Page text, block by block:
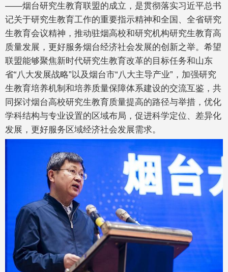
——烟台研究生教育联盟的成立，是贯彻落实习近平总书
记关于研究生教育工作的重要指示精神和全国、全省研究
生教育会议精神，推动驻烟高校和研究机构研究生教育高
质量发展，更好服务烟台经济社会发展的创新之举。希望
联盟能够聚焦新时代研究生教育改革的目标任务和山东
省“八大发展战略”以及烟台市“八大主导产业”，加强研究
生教育培养机制和培养质量保障体系建设的交流互鉴，共
同探讨烟台高校研究生教育质量提高的路径与举措，优化
学科结构与专业设置的区域布局，促进科学定位、差异化
发展，更好服务区域经济社会发展需求。